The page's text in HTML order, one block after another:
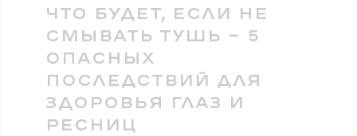
ЧТО БУДЕТ, ЕСЛИ НЕ
СМЫВАТЬ ТУШЬ — 5
ОПАСНЫХ
ПОСЛЕДСТВИЙ ДЛЯ
ЗДОРОВЬЯ ГЛАЗ И
РЕСНИЦ